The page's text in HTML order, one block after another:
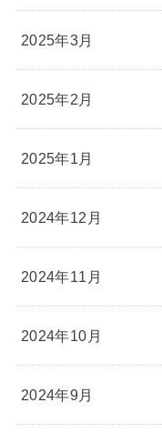
2025年3月
2025年2月
2025年1月
2024年12月
2024年11月
2024年10月
2024年9月